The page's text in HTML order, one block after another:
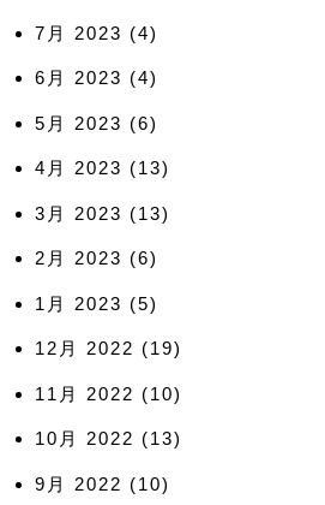
7月 2023 (4)
6月 2023 (4)
5月 2023 (6)
4月 2023 (13)
3月 2023 (13)
2月 2023 (6)
1月 2023 (5)
12月 2022 (19)
11月 2022 (10)
10月 2022 (13)
9月 2022 (10)